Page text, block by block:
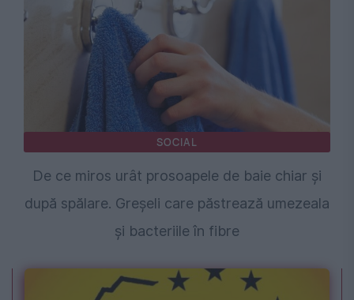
SOCIAL
De ce miros urât prosoapele de baie chiar și
după spălare. Greșeli care păstrează umezeala
și bacteriile în fibre